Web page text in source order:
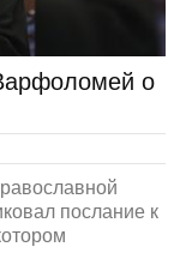
о
послание к